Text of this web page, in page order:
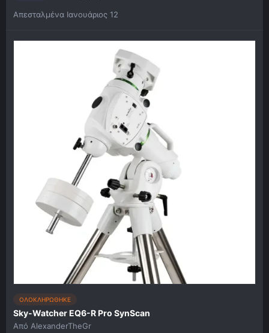
Απεσταλμένα Ιανουάριος 12
ΟΛΟΚΛΗΡΩΘΗΚΕ
Sky-Watcher EQ6-R Pro SynScan
Από AlexanderTheGr